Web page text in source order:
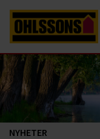
NYHETER